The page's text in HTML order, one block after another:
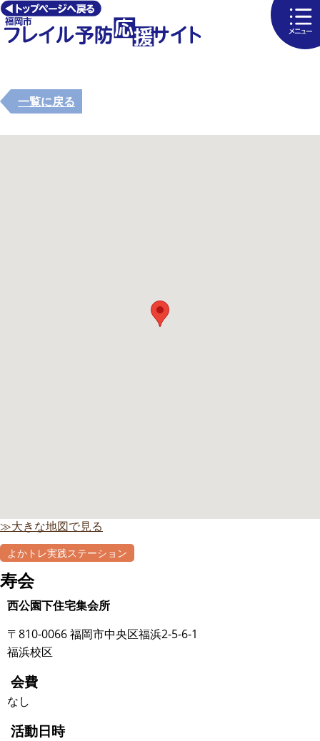
一覧に戻る
≫大きな地図で見る
よかトレ実践ステーション
寿会
西公園下住宅集会所
〒810-0066 福岡市中央区福浜2-5-6-1
福浜校区
会費
なし
活動日時